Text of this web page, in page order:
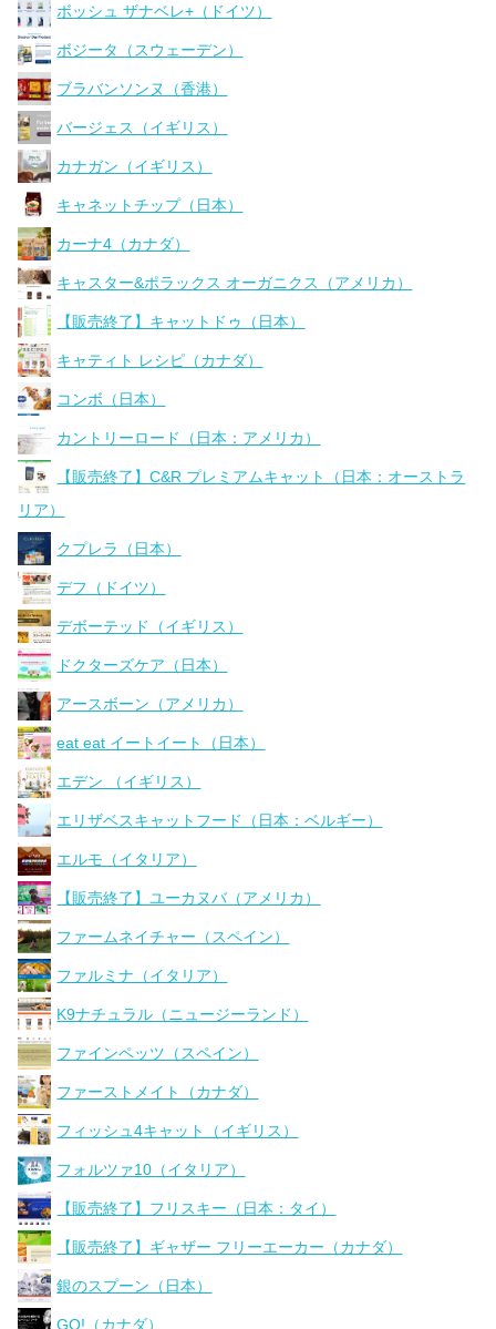
ボッシュ ザナベレ+（ドイツ）
ボジータ（スウェーデン）
ブラバンソンヌ（香港）
バージェス（イギリス）
カナガン（イギリス）
キャネットチップ（日本）
カーナ4（カナダ）
キャスター&ポラックス オーガニクス（アメリカ）
【販売終了】キャットドゥ（日本）
キャティト レシピ（カナダ）
コンボ（日本）
カントリーロード（日本：アメリカ）
【販売終了】C&R プレミアムキャット（日本：オーストラ
リア）
クプレラ（日本）
デフ（ドイツ）
デボーテッド（イギリス）
ドクターズケア（日本）
アースボーン（アメリカ）
eat eat イートイート（日本）
エデン （イギリス）
エリザベスキャットフード（日本：ベルギー）
エルモ（イタリア）
【販売終了】ユーカヌバ（アメリカ）
ファームネイチャー（スペイン）
ファルミナ（イタリア）
K9ナチュラル（ニュージーランド）
ファインペッツ（スペイン）
ファーストメイト（カナダ）
フィッシュ4キャット（イギリス）
フォルツァ10（イタリア）
【販売終了】フリスキー（日本：タイ）
【販売終了】ギャザー フリーエーカー（カナダ）
銀のスプーン（日本）
GO!（カナダ）